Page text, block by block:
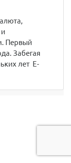
Первый
Забегая
лет E-